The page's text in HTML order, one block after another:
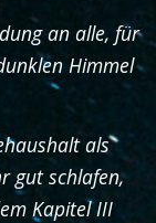
an alle, für
Himmel
als
gut schlafen,
Kapitel III